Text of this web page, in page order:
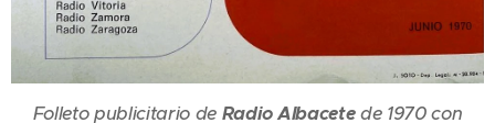
Folleto publicitario de Radio Albacetede 1970 con